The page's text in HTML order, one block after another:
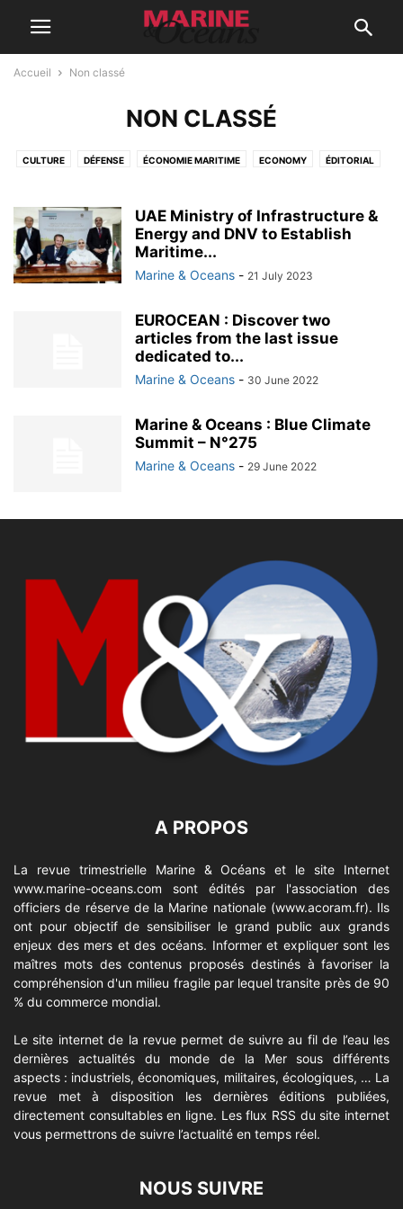
Accueil Non classé
NON CLASSÉ
CULTURE DÉFENSE ÉCONOMIE MARITIME ECONOMY ÉDITORIAL
FREE ARTICLES FROM PREVIOUS ISSUES
GÉOPOLITIQUE HISTORY & HERITAGE INDUSTRIES-TECHNOLOGIES
INFOS M&O INNOVATION LA REVUE
PODCAST SAILING & TRIPS SELECTION OF THE CURRENT ISSUE
UAE Ministry of Infrastructure &
Energy and DNV to Establish
Maritime...
Marine & Oceans - 21 July 2023
EUROCEAN : Discover two
articles from the last issue
dedicated to...
Marine & Oceans - 30 June 2022
Marine & Oceans : Blue Climate
Summit – N°275
Marine & Oceans - 29 June 2022
A PROPOS
La revue trimestrielle Marine & Océans et le site Internet
www.marine-oceans.com sont édités par l'association des
officiers de réserve de la Marine nationale (www.acoram.fr). Ils
ont pour objectif de sensibiliser le grand public aux grands
enjeux des mers et des océans. Informer et expliquer sont les
maîtres mots des contenus proposés destinés à favoriser la
compréhension d'un milieu fragile par lequel transite près de 90
% du commerce mondial.
Le site internet de la revue permet de suivre au fil de l’eau les
dernières actualités du monde de la Mer sous différents
aspects : industriels, économiques, militaires, écologiques, … La
revue met à disposition les dernières éditions publiées,
directement consultables en ligne. Les flux RSS du site internet
vous permettrons de suivre l’actualité en temps réel.
NOUS SUIVRE